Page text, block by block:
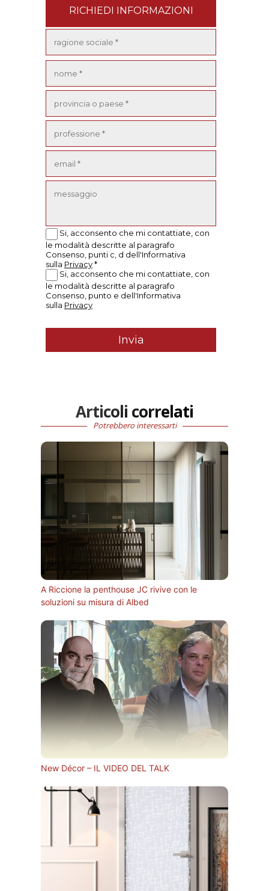
Articoli correlati
Potrebbero interessarti
A Riccione la penthouse JC rivive con le
soluzioni su misura di Albed
New Décor – IL VIDEO DEL TALK